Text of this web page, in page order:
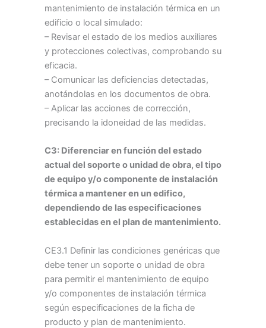
mantenimiento de instalación térmica en un
edificio o local simulado:
– Revisar el estado de los medios auxiliares
y protecciones colectivas, comprobando su
eficacia.
– Comunicar las deficiencias detectadas,
anotándolas en los documentos de obra.
– Aplicar las acciones de corrección,
precisando la idoneidad de las medidas.
C3: Diferenciar en función del estado
actual del soporte o unidad de obra, el tipo
de equipo y/o componente de instalación
térmica a mantener en un edifico,
dependiendo de las especificaciones
establecidas en el plan de mantenimiento.
CE3.1 Definir las condiciones genéricas que
debe tener un soporte o unidad de obra
para permitir el mantenimiento de equipo
y/o componentes de instalación térmica
según especificaciones de la ficha de
producto y plan de mantenimiento.